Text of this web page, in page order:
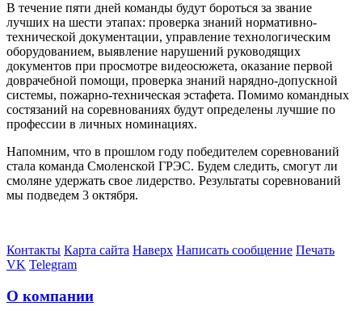
В течение пяти дней команды будут бороться за звание
лучших на шести этапах: проверка знаний нормативно-
технической документации, управление технологическим
оборудованием, выявление нарушений руководящих
документов при просмотре видеосюжета, оказание первой
доврачебной помощи, проверка знаний нарядно-допускной
системы, пожарно-техническая эстафета. Помимо командных
состязаний на соревнованиях будут определены лучшие по
профессии в личных номинациях.
Напомним, что в прошлом году победителем соревнований
стала команда Смоленской ГРЭС. Будем следить, смогут ли
смоляне удержать свое лидерство. Результаты соревнований
мы подведем 3 октября.
Контакты Карта сайта Наверх Написать сообщение Печать
VK Telegram
О компании